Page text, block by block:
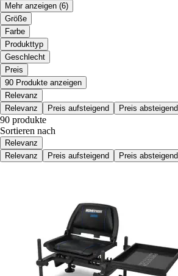
Mehr anzeigen (6)
Größe
Farbe
Produkttyp
Geschlecht
Preis
90 Produkte anzeigen
Relevanz
Relevanz
Preis aufsteigend Preis absteigend
90 produkte
Sortieren nach
Relevanz
Relevanz
Preis aufsteigend Preis absteigend